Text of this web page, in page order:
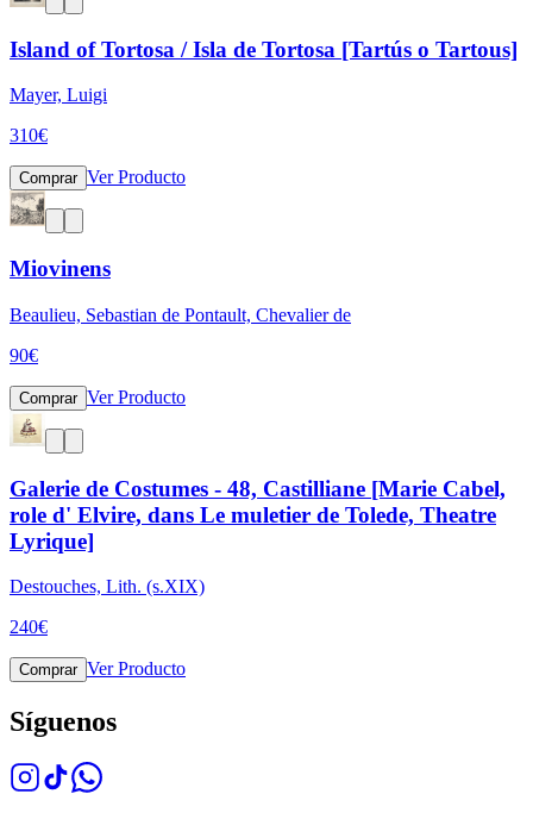
Island of Tortosa / Isla de Tortosa [Tartús o Tartous]
Mayer, Luigi
310€
Comprar Ver Producto
Miovinens
Beaulieu, Sebastian de Pontault, Chevalier de
90€
Comprar Ver Producto
Galerie de Costumes - 48, Castilliane [Marie Cabel,
role d' Elvire, dans Le muletier de Tolede, Theatre
Lyrique]
Destouches, Lith. (s.XIX)
240€
Comprar Ver Producto
Síguenos